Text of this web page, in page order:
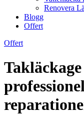
Renovera
Blogg
Offert
Offert